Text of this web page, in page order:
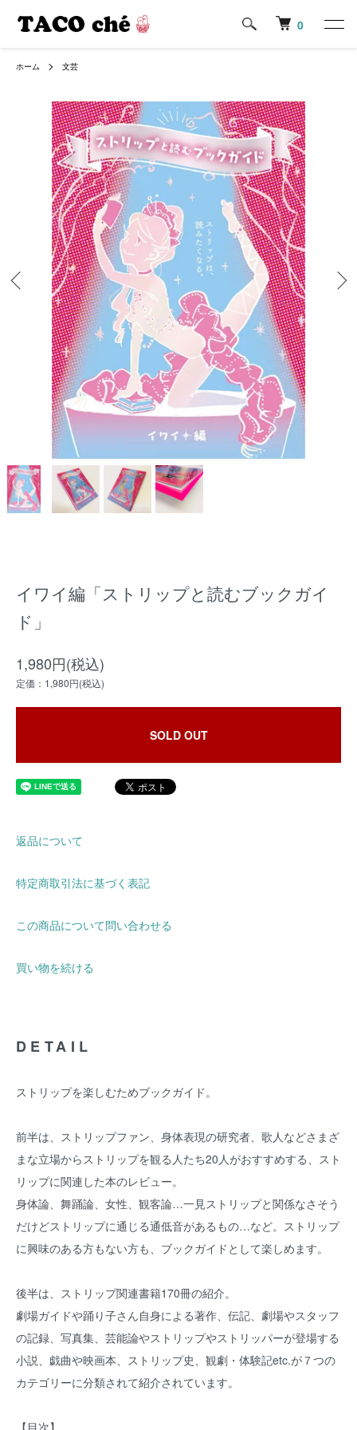
0
ホーム 文芸
イワイ編「ストリップと読むブックガイ
ド」
1,980円(税込)
定価：1,980円(税込)
SOLD OUT
返品について
特定商取引法に基づく表記
この商品について問い合わせる
買い物を続ける
DETAIL
ストリップを楽しむためブックガイド。
前半は、ストリップファン、身体表現の研究者、歌人などさまざ
まな立場からストリップを観る人たち20人がおすすめする、スト
リップに関連した本のレビュー。
身体論、舞踊論、女性、観客論…一見ストリップと関係なさそう
だけどストリップに通じる通低音があるもの…など。ストリップ
に興味のある方もない方も、ブックガイドとして楽しめます。
後半は、ストリップ関連書籍170冊の紹介。
劇場ガイドや踊り子さん自身による著作、伝記、劇場やスタッフ
の記録、写真集、芸能論やストリップやストリッパーが登場する
小説、戯曲や映画本、ストリップ史、観劇・体験記etc.が７つの
カテゴリーに分類されて紹介されています。
【目次】